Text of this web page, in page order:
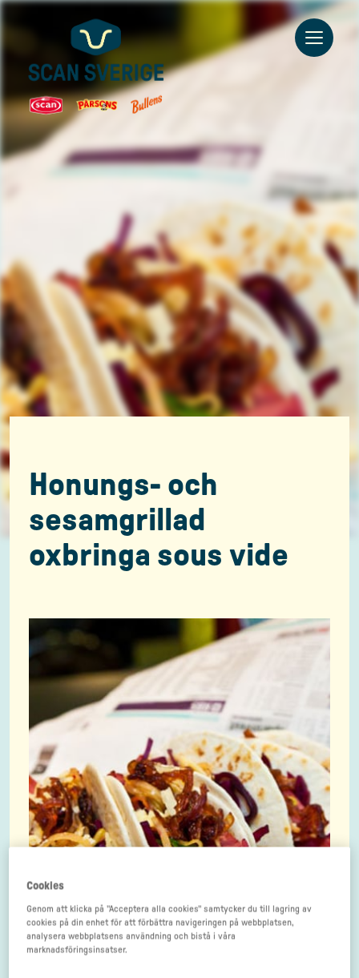
Go to main content
Honungs- och
sesamgrillad
oxbringa sous vide
Cookies
Genom att klicka på "Acceptera alla cookies" samtycker du till lagring av
cookies på din enhet för att förbättra navigeringen på webbplatsen,
analysera webbplatsens användning och bistå i våra
marknadsföringsinsatser.